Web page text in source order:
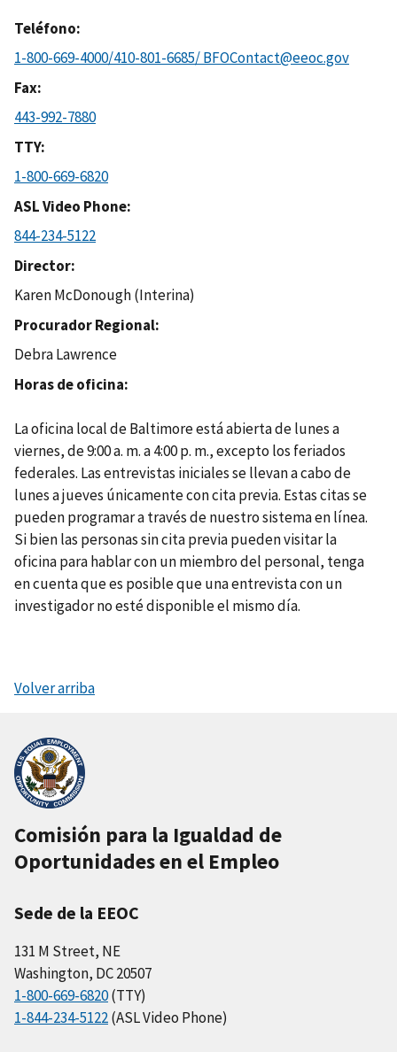
Teléfono
1-800-669-4000/410-801-6685/ BFOContact@eeoc.gov
Fax
443-992-7880
TTY
1-800-669-6820
ASL Video Phone
844-234-5122
Director
Karen McDonough (Interina)
Procurador Regional
Debra Lawrence
Horas de oficina
La oficina local de Baltimore está abierta de lunes a
viernes, de 9:00 a. m. a 4:00 p. m., excepto los feriados
federales. Las entrevistas iniciales se llevan a cabo de
lunes a jueves únicamente con cita previa. Estas citas se
pueden programar a través de nuestro sistema en línea.
Si bien las personas sin cita previa pueden visitar la
oficina para hablar con un miembro del personal, tenga
en cuenta que es posible que una entrevista con un
investigador no esté disponible el mismo día.
Volver arriba
Comisión para la Igualdad de
Oportunidades en el Empleo
Sede de la EEOC
131 M Street, NE
Washington, DC 20507
1-800-669-6820(TTY)
1-844-234-5122(ASL Video Phone)